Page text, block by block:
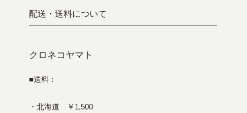
配送・送料について
クロネコヤマト
■送料：
・北海道 ￥1,500